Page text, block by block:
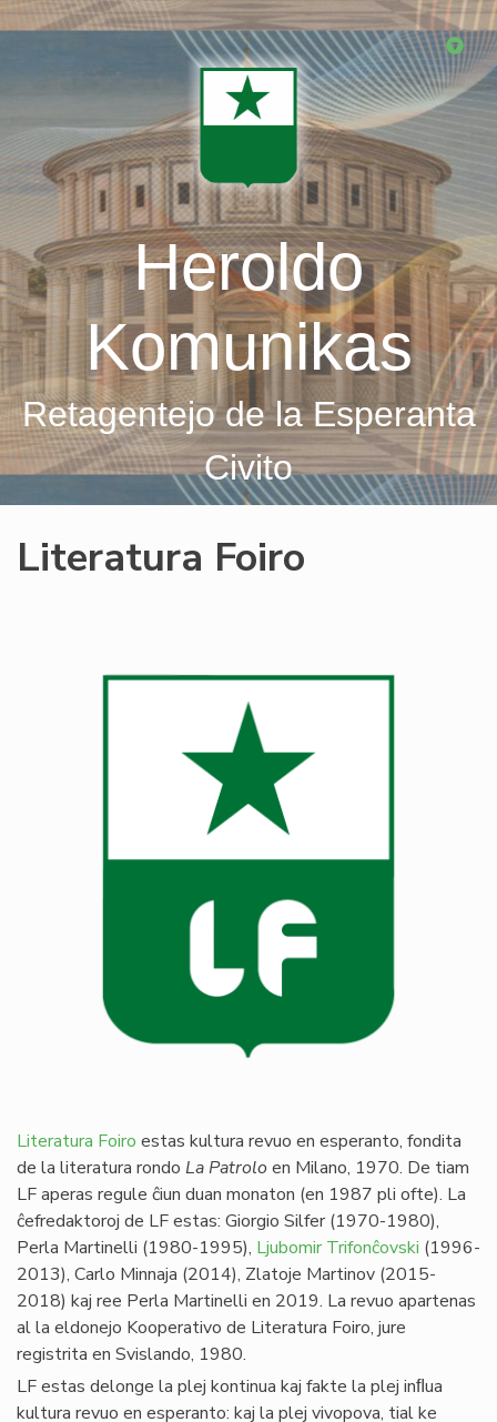
Skip
Heroldo
Komunikas
Retagentejo de la Esperanta
Civito
Literatura Foiro
Literatura Foiro estas kultura revuo en esperanto, fondita
de la literatura rondo La Patroloen Milano, 1970. De tiam
LF aperas regule ĉiun duan monaton (en 1987 pli ofte). La
ĉefredaktoroj de LF estas: Giorgio Silfer (1970-1980),
Perla Martinelli (1980-1995), Ljubomir Trifonĉovski (1996-
2013), Carlo Minnaja (2014), Zlatoje Martinov (2015-
2018) kaj ree Perla Martinelli en 2019. La revuo apartenas
al la eldonejo Kooperativo de Literatura Foiro, jure
registrita en Svislando, 1980.
LF estas delonge la plej kontinua kaj fakte la plej inﬂua
kultura revuo en esperanto: kaj la plej vivopova, tial ke